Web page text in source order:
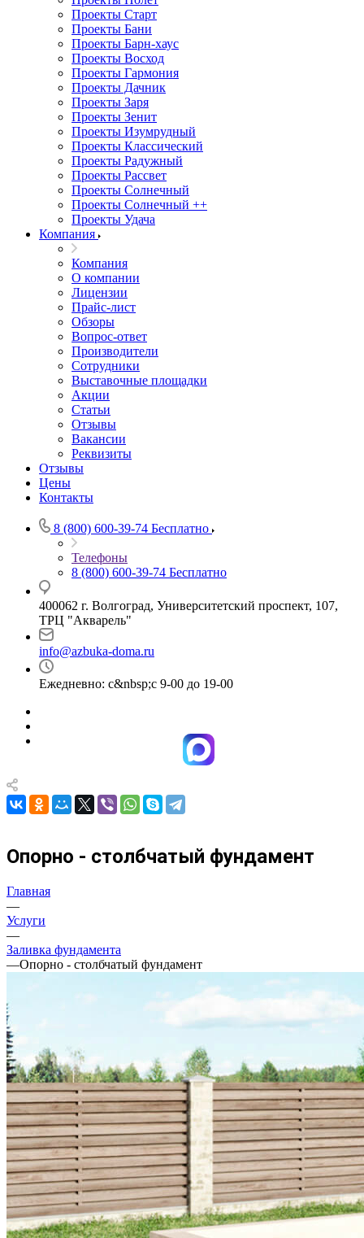
Проекты Старт
Проекты Бани
Проекты Барн-хаус
Проекты Восход
Проекты Гармония
Проекты Дачник
Проекты Заря
Проекты Зенит
Проекты Изумрудный
Проекты Классический
Проекты Радужный
Проекты Рассвет
Проекты Солнечный
Проекты Солнечный ++
Проекты Удача
Компания
Компания
О компании
Лицензии
Прайс-лист
Обзоры
Вопрос-ответ
Производители
Сотрудники
Выставочные площадки
Акции
Статьи
Отзывы
Вакансии
Реквизиты
Отзывы
Цены
Контакты
8 (800) 600-39-74 Бесплатно
Телефоны
8 (800) 600-39-74 Бесплатно
400062 г. Волгоград, Университетский проспект, 107,
ТРЦ "Акварель"
info@azbuka-doma.ru
Ежедневно: с&nbsp;с 9-00 до 19-00
Опорно - столбчатый фундамент
Главная
—
Услуги
—
Заливка фундамента
—Опорно - столбчатый фундамент